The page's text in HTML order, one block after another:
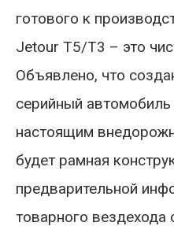
готового к
Jetour T5/T3 – это
Объявлено, что
серийный
настоящим
будет рамная
предварительной
товарного вездехода